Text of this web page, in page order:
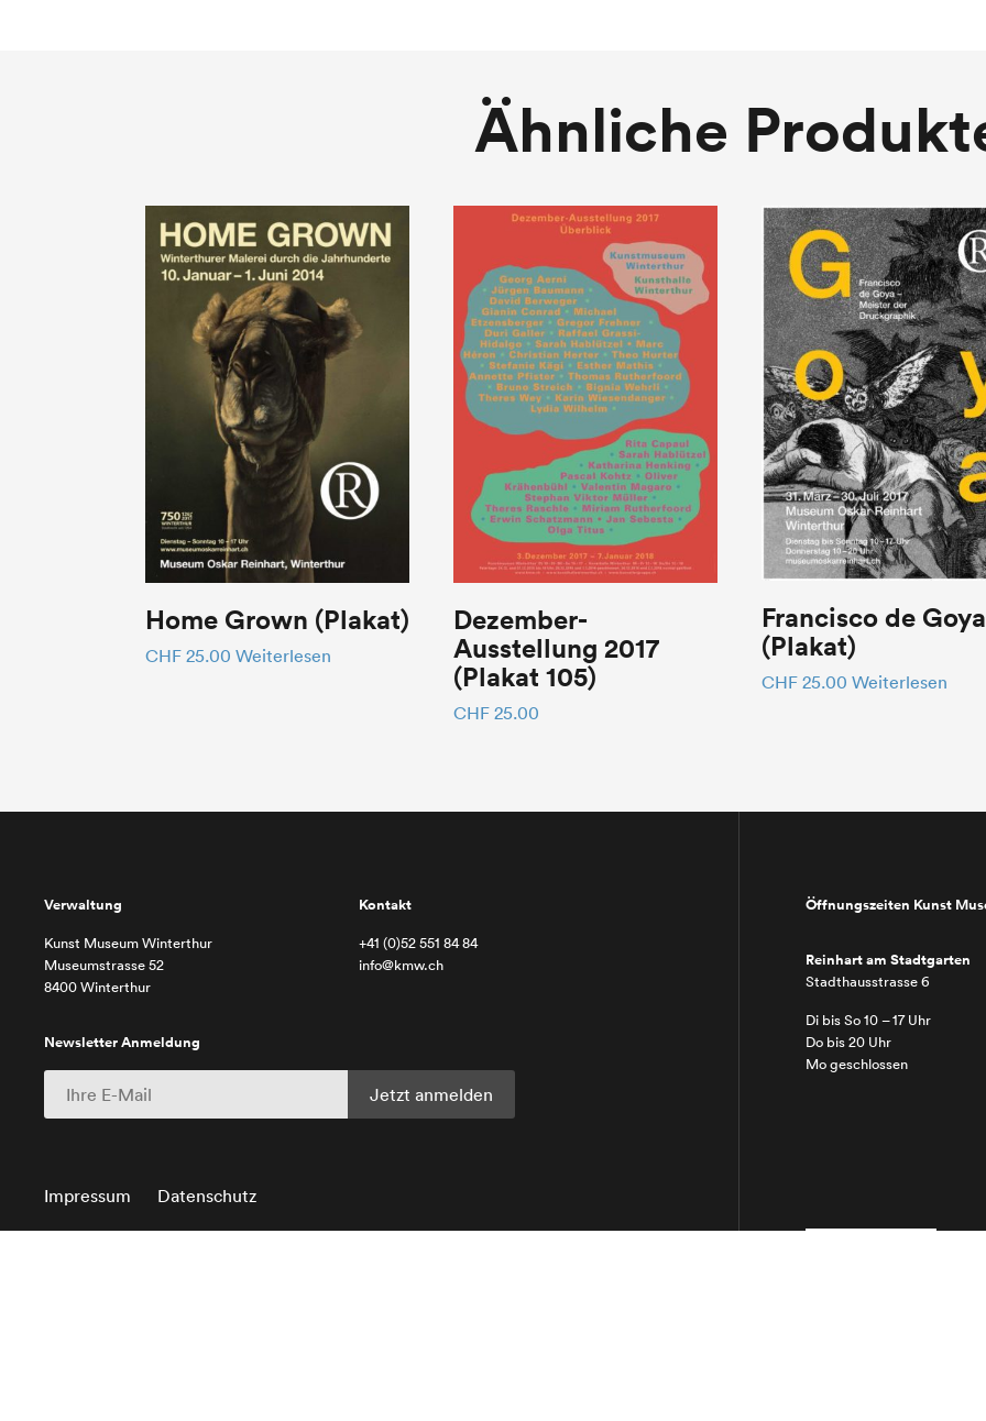
Ähnliche
Home Grown (Plakat)
CHF 25.00 Weiterlesen
Dezember-
Ausstellung 2017
(Plakat 105)
CHF 25.00
Francisco de Goya
(Plakat)
CHF 25.00 Weiterlesen
Verwaltung
Kunst Museum Winterthur
Museumstrasse 52
8400 Winterthur
Kontakt
+41 (0)52 551 84 84
info@kmw.ch
Newsletter Anmeldung
Impressum Datenschutz
Öffnungszeiten Kunst
Reinhart am Stadtgarten
Stadthausstrasse 6
Di bis So 10 – 17 Uhr
Do bis 20 Uhr
Mo geschlossen